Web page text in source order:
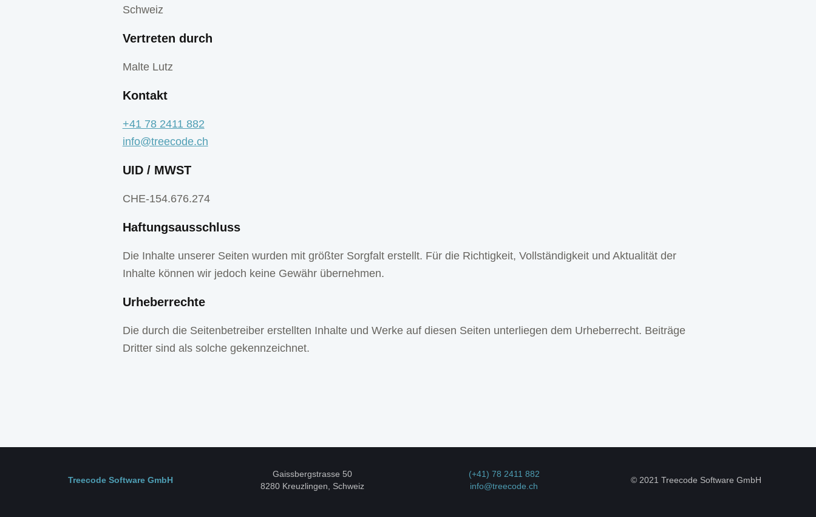
Schweiz
Vertreten durch
Malte Lutz
Kontakt
+41 78 2411 882
info@treecode.ch
UID / MWST
CHE-154.676.274
Haftungsausschluss
Die Inhalte unserer Seiten wurden mit größter Sorgfalt erstellt. Für die Richtigkeit, Vollständigkeit und Aktualität der
Inhalte können wir jedoch keine Gewähr übernehmen.
Urheberrechte
Die durch die Seitenbetreiber erstellten Inhalte und Werke auf diesen Seiten unterliegen dem Urheberrecht. Beiträge
Dritter sind als solche gekennzeichnet.
Treecode Software GmbH
Gaissbergstrasse 50
8280 Kreuzlingen, Schweiz
(+41) 78 2411 882
info@treecode.ch
© 2021 Treecode Software GmbH